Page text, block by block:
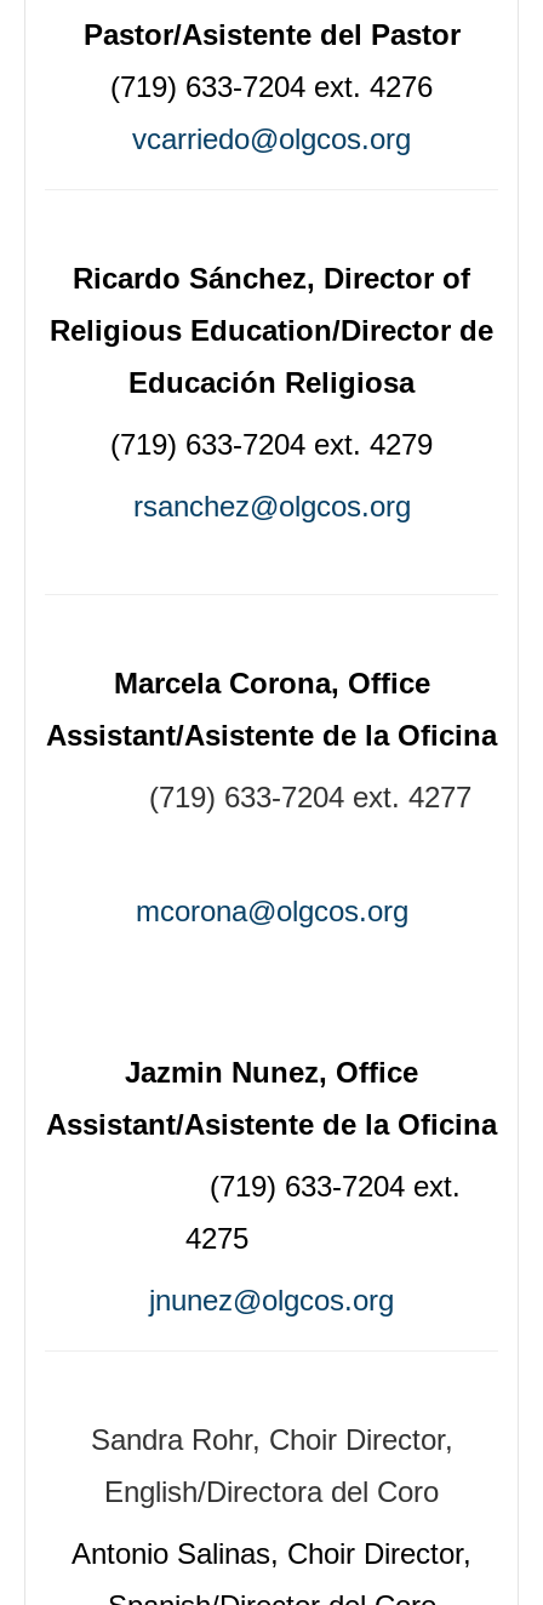
Pastor/Asistente del Pastor
(719) 633-7204 ext. 4276
vcarriedo@olgcos.org
Ricardo Sánchez, Director of
Religious Education/Director de
Educación Religiosa
(719) 633-7204 ext. 4279
rsanchez@olgcos.org
Marcela Corona, Office
Assistant/Asistente de la Oficina
(719) 633-7204 ext. 4277
mcorona@olgcos.org
Jazmin Nunez, Office
Assistant/Asistente de la Oficina
(719) 633-7204 ext.
4275
jnunez@olgcos.org
Sandra Rohr, Choir Director,
English/Directora del Coro
Antonio Salinas, Choir Director,